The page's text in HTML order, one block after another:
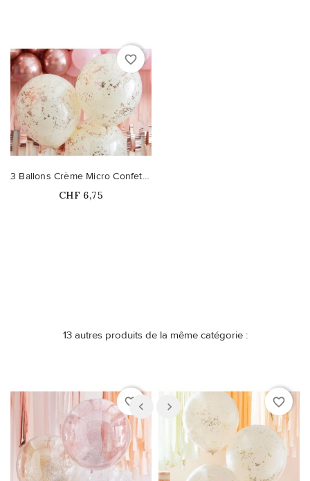
favorite_border
3 Ballons Crème Micro Confetti Rose Gold
Prix
CHF 6,75
13 autres produits de la même catégorie :
favorite_border favorite_border